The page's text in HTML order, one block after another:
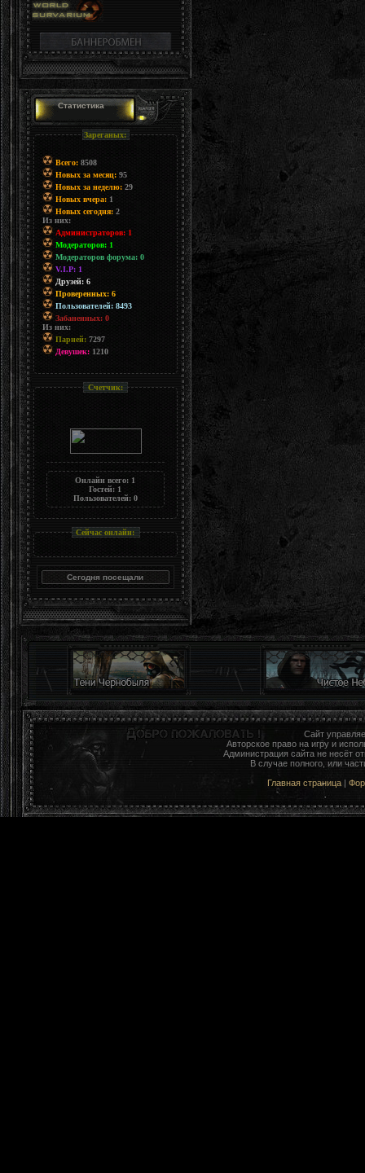
Статистика
Зареганых:
Всего:8508
Новых за месяц:95
Новых за неделю:29
Новых вчера:1
Новых сегодня:2
Из них:
Администраторов: 1
Модераторов: 1
Модераторов форума: 0
V.I.P: 1
Друзей: 6
Проверенных: 6
Пользователей: 8493
Забаненных: 0
Из них:
Парней:7297
Девушек:1210
Счетчик:
Онлайн всего: 1
Гостей: 1
Пользователей: 0
Сейчас онлайн:
Сайт
Авторское право на игру и
Администрация сайта не несёт
В случае полного, или
Главная страница |